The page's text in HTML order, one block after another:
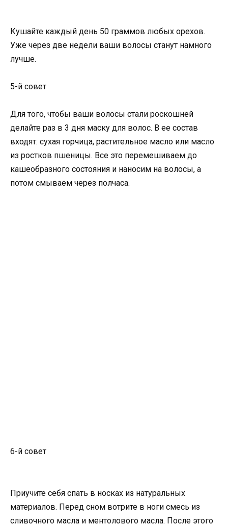
Кушайте каждый день 50 граммов любых орехов.
Уже через две недели ваши волосы станут намного
лучше.
5-й совет
Для того, чтобы ваши волосы стали роскошней
делайте раз в 3 дня маску для волос. В ее состав
входят: сухая горчица, растительное масло или масло
из ростков пшеницы. Все это перемешиваем до
кашеобразного состояния и наносим на волосы, а
потом смываем через полчаса.
6-й совет
Приучите себя спать в носках из натуральных
материалов. Перед сном вотрите в ноги смесь из
сливочного масла и ментолового масла. После этого